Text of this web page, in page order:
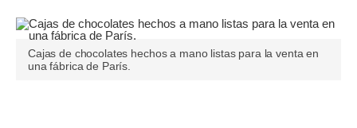
Cajas de chocolates hechos a mano listas para la venta en
una fábrica de París.